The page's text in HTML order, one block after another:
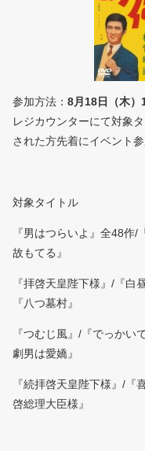
参加方法： 8月18日（木）
レジカウンターにて対象
された方先着にイベント
対象タイトル
『男はつらいよ』全48作
故もてる』
『拝啓天皇陛下様』/『白
『八つ墓村』
『つむじ風』/『でっかい
劇男は愛嬌』
『続拝啓天皇陛下様』/『
啓総理大臣様』